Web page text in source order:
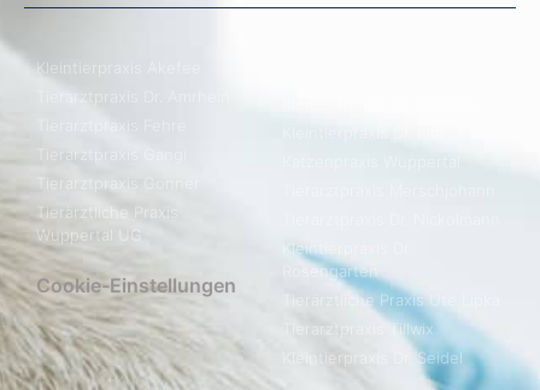
Kleintierpraxis Akefee
Tierarztpraxis Gangi
Tierärztliche Praxis
Wuppertal UG
Cookie-Einstellungen
Kleintierpraxis Dr.
Rosengarten
Tierärztliche Praxis Ute Lipka
Tierarztpraxis Tillwix
Kleintierpraxis Dr. Seidel